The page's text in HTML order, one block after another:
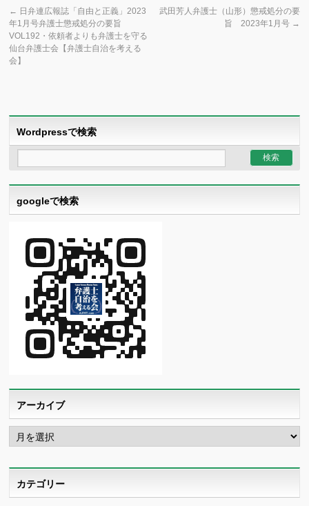
← 日弁連広報誌「自由と正義」2023
年1月号弁護士懲戒処分の要旨
VOL192・依頼者よりも弁護士を守る
仙台弁護士会【弁護士自治を考える
会】
武田芳人弁護士（山形）懲戒処分の要
旨 2023年1月号 →
Wordpressで検索
googleで検索
アーカイブ
ア
ー
カ
カテゴリー